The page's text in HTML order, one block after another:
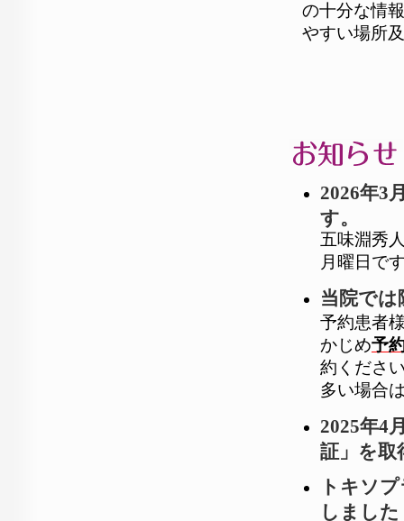
の十分な情
やすい場所
2026年3
す。
五味淵秀
月曜日で
当院で
予約患者
かじめ予
約くださ
多い場合
2025年4
証」を取
トキソ
しました